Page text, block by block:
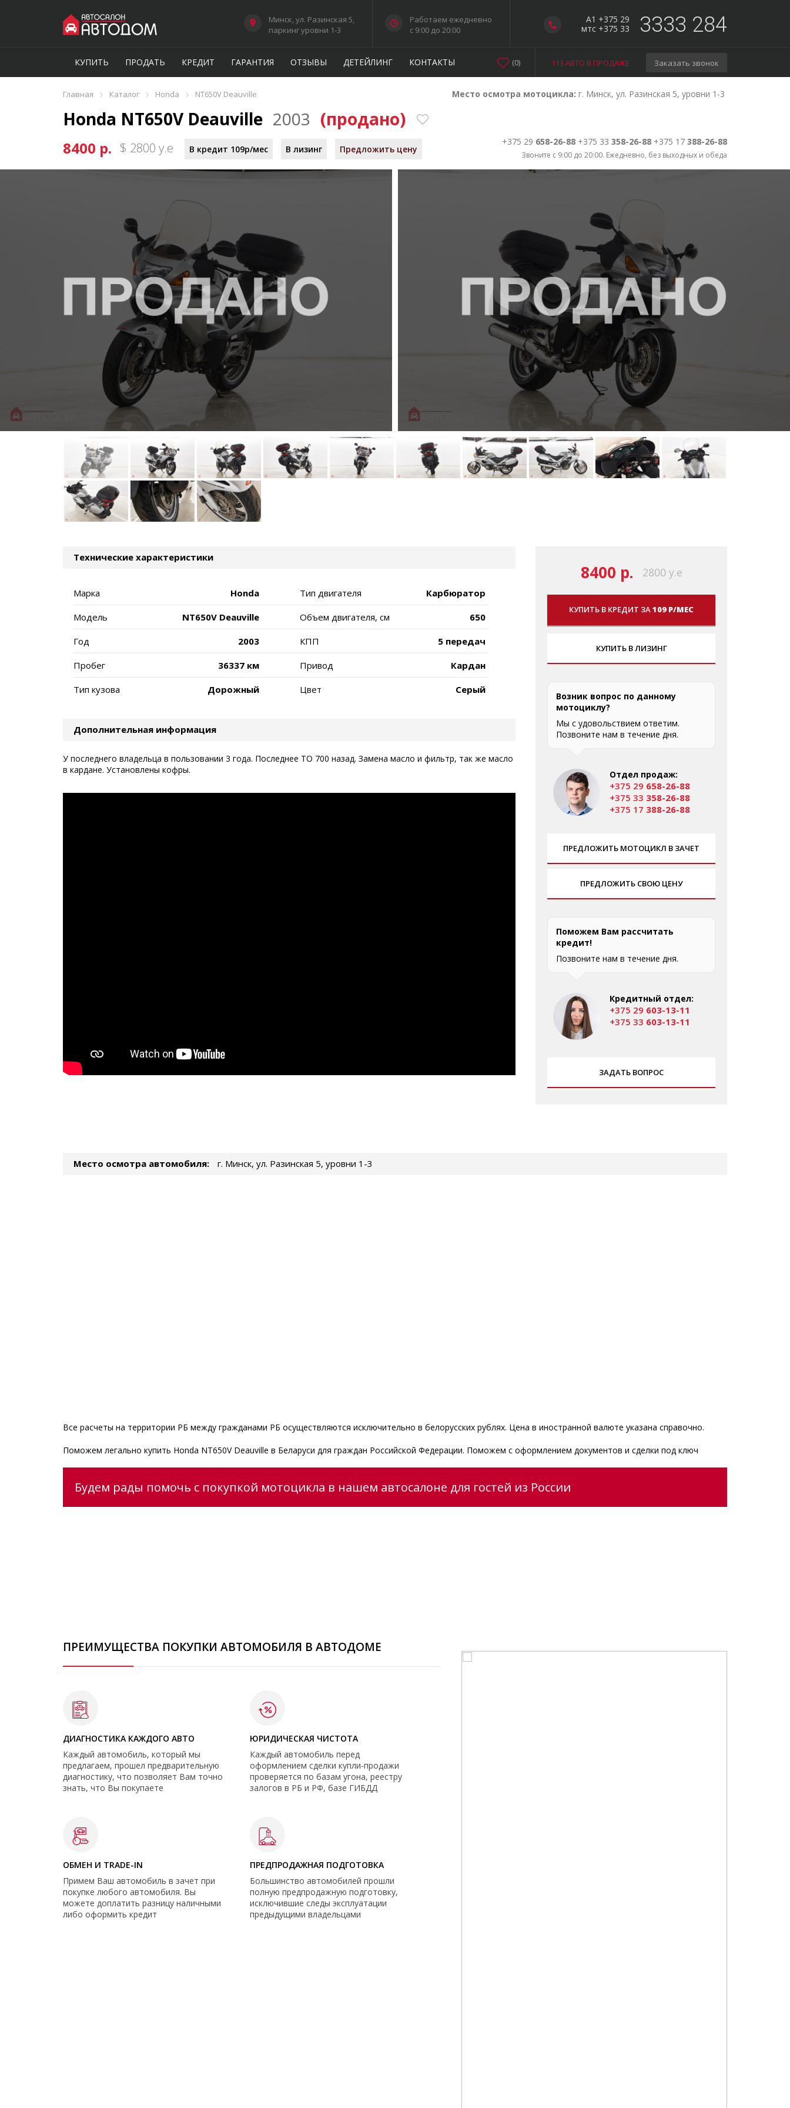
A1 +375 29
мтс +375 33
3333 284
Минск, ул. Разинская 5,
паркинг уровни 1-3
Работаем ежедневно
c 9:00 до 20:00
КУПИТЬ ПРОДАТЬ КРЕДИТ ГАРАНТИЯ ОТЗЫВЫ ДЕТЕЙЛИНГ КОНТАКТЫ 113 АВТО В ПРОДАЖЕ Заказать звонок
(0)
Главная › Каталог › Honda › NT650V Deauville Место осмотра мотоцикла: г. Минск, ул. Разинская 5, уровни 1-3
Honda NT650V Deauville 2003 (продано)
8400 р. $ 2800 у.е В кредит 109р/мес В лизинг Предложить цену
+375 29 658-26-88 +375 33 358-26-88 +375 17 388-26-88
Звоните с 9:00 до 20:00. Ежедневно, без выходных и обеда
Технические характеристики
Марка Honda
Модель NT650V Deauville
Год 2003
Пробег 36337 км
Тип кузова Дорожный
Тип двигателя Карбюратор
Объем двигателя, см 650
КПП 5 передач
Привод Кардан
Цвет Серый
Дополнительная информация
У последнего владельца в пользовании 3 года. Последнее ТО 700 назад. Замена масло и фильтр, так же масло
в кардане. Установлены кофры.
8400 р. 2800 у.е
КУПИТЬ В КРЕДИТ ЗА109 Р/МЕС
КУПИТЬ В ЛИЗИНГ
Возник вопрос по данному
мотоциклу?
Мы с удовольствием ответим.
Позвоните нам в течение дня.
Отдел продаж:
+375 29 658-26-88
+375 33 358-26-88
+375 17 388-26-88
ПРЕДЛОЖИТЬ МОТОЦИКЛ В ЗАЧЕТ
ПРЕДЛОЖИТЬ СВОЮ ЦЕНУ
Поможем Вам рассчитать
кредит!
Позвоните нам в течение дня.
Кредитный отдел:
+375 29 603-13-11
+375 33 603-13-11
ЗАДАТЬ ВОПРОС
Место осмотра автомобиля: г. Минск, ул. Разинская 5, уровни 1-3
Все расчеты на территории РБ между гражданами РБ осуществляются исключительно в белорусских рублях. Цена в иностранной валюте указана справочно.
Поможем легально купить Honda NT650V Deauville в Беларуси для граждан Российской Федерации. Поможем с оформлением документов и сделки под ключ
Будем рады помочь с покупкой мотоцикла в нашем автосалоне для гостей из России
ПРЕИМУЩЕСТВА ПОКУПКИ АВТОМОБИЛЯ В АВТОДОМЕ
ДИАГНОСТИКА КАЖДОГО АВТО
Каждый автомобиль, который мы
предлагаем, прошел предварительную
диагностику, что позволяет Вам точно
знать, что Вы покупаете
ЮРИДИЧЕСКАЯ ЧИСТОТА
Каждый автомобиль перед
оформлением сделки купли-продажи
проверяется по базам угона, реестру
залогов в РБ и РФ, базе ГИБДД
ОБМЕН И TRADE-IN
Примем Ваш автомобиль в зачет при
покупке любого автомобиля. Вы
можете доплатить разницу наличными
либо оформить кредит
ПРЕДПРОДАЖНАЯ ПОДГОТОВКА
Большинство автомобилей прошли
полную предпродажную подготовку,
исключившие следы эксплуатации
предыдущими владельцами